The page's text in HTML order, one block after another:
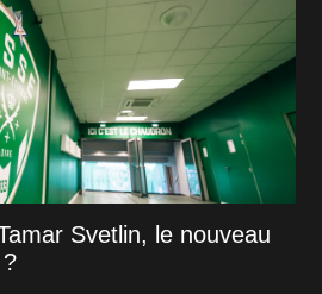
Svetlin, le nouveau